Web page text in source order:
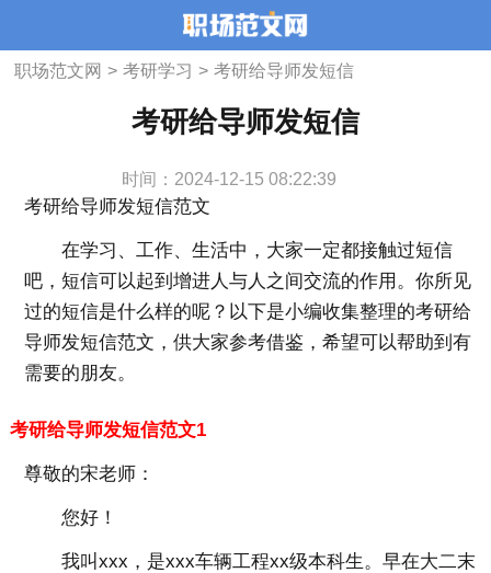
职场范文网 > 考研学习 > 考研给导师发短信
考研给导师发短信
时间：2024-12-15 08:22:39
考研给导师发短信范文
在学习、工作、生活中，大家一定都接触过短信
吧，短信可以起到增进人与人之间交流的作用。你所见
过的短信是什么样的呢？以下是小编收集整理的考研给
导师发短信范文，供大家参考借鉴，希望可以帮助到有
需要的朋友。
考研给导师发短信范文1
尊敬的宋老师：
您好！
我叫xxx，是xxx车辆工程xx级本科生。早在大二末